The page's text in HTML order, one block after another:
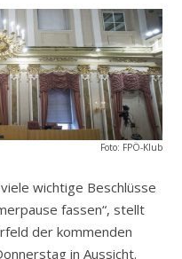
Foto: FPÖ-Klub
wichtige Beschlüsse
fassen“, stellt
der kommenden
in Aussicht.